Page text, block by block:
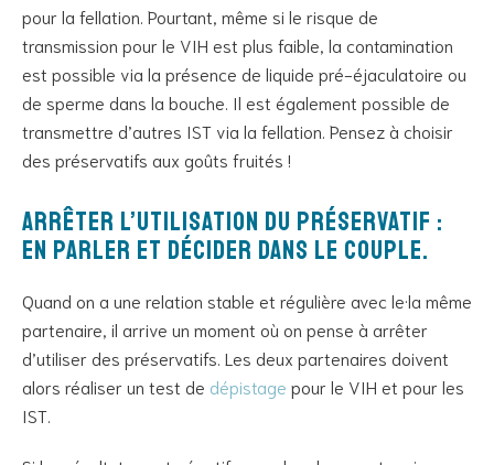
pour la fellation. Pourtant, même si le risque de
transmission pour le VIH est plus faible, la contamination
est possible via la présence de liquide pré-éjaculatoire ou
de sperme dans la bouche. Il est également possible de
transmettre d’autres IST via la fellation. Pensez à choisir
des préservatifs aux goûts fruités !
Arrêter l’utilisation du préservatif :
en parler et décider dans le couple.
Quand on a une relation stable et régulière avec le·la même
partenaire, il arrive un moment où on pense à arrêter
d’utiliser des préservatifs. Les deux partenaires doivent
alors réaliser un test de dépistage pour le VIH et pour les
IST.